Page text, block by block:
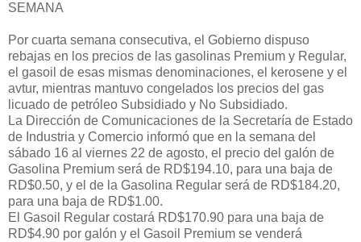
SEMANA
Por cuarta semana consecutiva, el Gobierno dispuso
rebajas en los precios de las gasolinas Premium y Regular,
el gasoil de esas mismas denominaciones, el kerosene y el
avtur, mientras mantuvo congelados los precios del gas
licuado de petróleo Subsidiado y No Subsidiado.
La Dirección de Comunicaciones de la Secretaría de Estado
de Industria y Comercio informó que en la semana del
sábado 16 al viernes 22 de agosto, el precio del galón de
Gasolina Premium será de RD$194.10, para una baja de
RD$0.50, y el de la Gasolina Regular será de RD$184.20,
para una baja de RD$1.00.
El Gasoil Regular costará RD$170.90 para una baja de
RD$4.90 por galón y el Gasoil Premium se venderá